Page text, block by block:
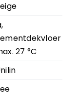
27 °C